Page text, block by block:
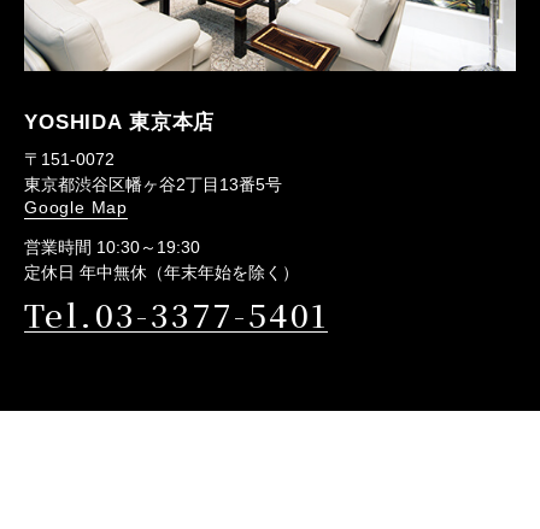
YOSHIDA 東京本店
〒151-0072
東京都渋谷区幡ヶ谷2丁目13番5号
Google Map
営業時間 10:30～19:30
定休日 年中無休（年末年始を除く）
Tel.03-3377-5401